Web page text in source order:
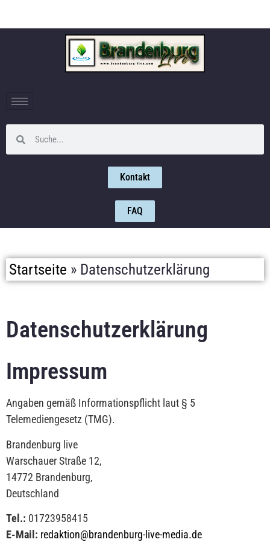
Kontakt
FAQ
Startseite » Datenschutzerklärung
Datenschutzerklärung
Impressum
Angaben gemäß Informationspflicht laut § 5
Telemediengesetz (TMG).
Brandenburg live
Warschauer Straße 12,
14772 Brandenburg,
Deutschland
Tel.: 01723958415
E-Mail: redaktion@brandenburg-live-media.de